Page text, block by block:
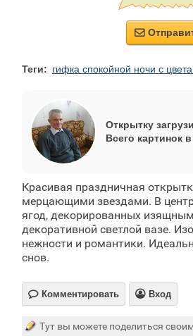

Теги: гифка спокойной ночи с
Открытку
Всего картинок
Красивая праздничная
мерцающими звездами. В
ягод, декорированных
декоративной светлой вазе.
нежности и романтики.
снов.
 Комментировать  Вход
Тут вы можете поделиться